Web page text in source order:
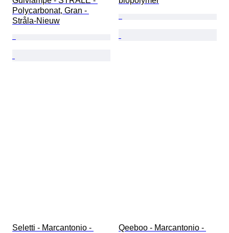
Polycarbonat, Gran -
Stråla-Nieuw
Seletti - Marcantonio -
Qeeboo - Marcantonio -